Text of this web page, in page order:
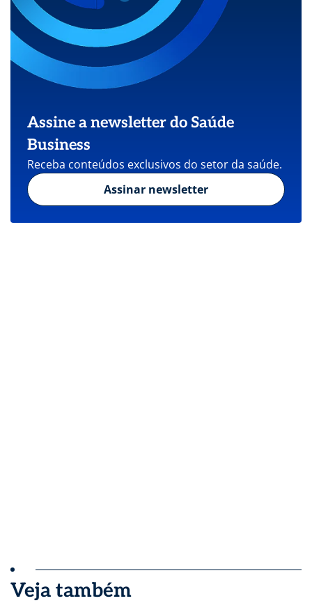
Assine a newsletter do Saúde
Business
Receba conteúdos exclusivos do setor da saúde.
Assinar newsletter
Veja também